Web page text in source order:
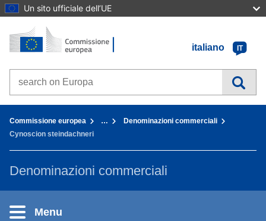
Un sito ufficiale dell’UE
Vai al contenuto
Home - Commissione europea
italiano
IT
Search on Europa websites
Commissione europea …
Denominazioni commerciali
Cynoscion steindachneri
Denominazioni commerciali
Menu